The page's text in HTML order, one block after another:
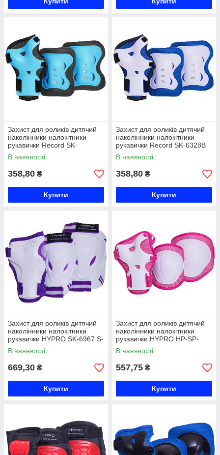
Захист для роликів дитячий
наколінники налокітники
рукавички Record SK-
6328BKB S-M чорний-
блакитний Код SK-6328BKB
В наявності
358,80 ₴
Купити
Захист для роликів дитячий
наколінники налокітники
рукавички Record SK-6328B
S-M синій-білий Код SK-
6328B
В наявності
358,80 ₴
Купити
Захист для роликів дитячий
наколінники налокітники
рукавички HYPRO SK-6967 S-
M кольори в асортименті Код
SK-6967
В наявності
669,30 ₴
Купити
Захист для роликів дитячий
наколінники налокітники
рукавички HYPRO HP-SP-
B108 S-M кольори в
асортименті Код HP-SP-B108
В наявності
557,75 ₴
Купити